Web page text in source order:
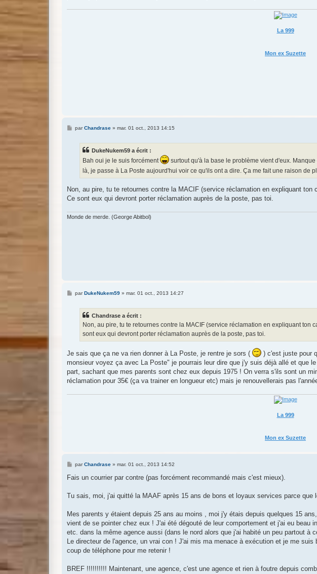
La 999
Mon ex Suzette
MparChandrase» mar. 01 oct., 2013 14:15
DukeNukem59 a écrit :
Bah oui je le suis forcément
surtout qu'à la base le problème vient d'eux.
là, je passe à La Poste aujourd'hui voir ce qu'ils ont a dire. Ça me fait une raison de
Non, au pire, tu te retournes contre la MACIF (service réclamation en expliquant
Ce sont eux qui devront porter réclamation auprès de la poste, pas toi.
Monde de merde. (George Abitbol)
MparDukeNukem59» mar. 01 oct., 2013 14:27
Chandrase a écrit :
Non, au pire, tu te retournes contre la MACIF (service réclamation en expliquant ton
sont eux qui devront porter réclamation auprès de la poste, pas toi.
Je sais que ça ne va rien donner à La Poste, je rentre je sors (
) c'est juste pour
monsieur voyez ça avec La Poste" je pourrais leur dire que j'y suis déjà allé et que
part, sachant que mes parents sont chez eux depuis 1975 ! On verra s'ils sont un
réclamation pour 35€ (ça va trainer en longueur etc) mais je renouvellerais pas
La 999
Mon ex Suzette
M
s
g
parChandrase» mar. 01 oct., 2013 14:52
Fais un courrier par contre (pas forcément recommandé mais c'est mieux).
Tu sais, moi, j'ai quitté la MAAF après 15 ans de bons et loyaux services parce que
Mes parents y étaient depuis 25 ans au moins , moi j'y étais depuis quelques 15
vient de se pointer chez eux ! J'ai été dégouté de leur comportement et j'ai eu
etc. dans la même agence aussi (dans le nord alors que j'ai habité un peu partout à
Le directeur de l'agence, un vrai con ! J'ai mis ma menace à exécution et je me
coup de téléphone pour me retenir !
BREF !!!!!!!!!! Maintenant, une agence, c'est une agence et rien à foutre depuis